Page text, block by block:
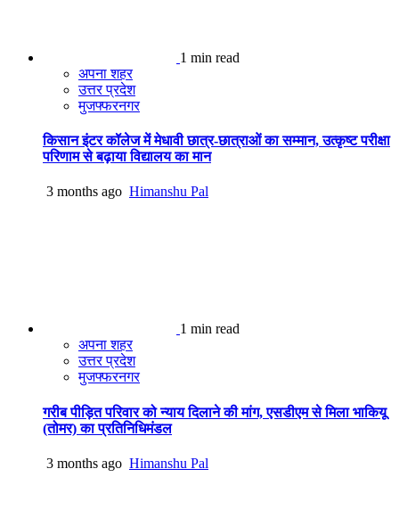
1 min read
अपना शहर
उत्तर प्रदेश
मुजफ्फरनगर
किसान इंटर कॉलेज में मेधावी छात्र-छात्राओं का सम्मान, उत्कृष्ट परीक्षा
परिणाम से बढ़ाया विद्यालय का मान
3 months ago Himanshu Pal
1 min read
अपना शहर
उत्तर प्रदेश
मुजफ्फरनगर
गरीब पीड़ित परिवार को न्याय दिलाने की मांग, एसडीएम से मिला भाकियू
(तोमर) का प्रतिनिधिमंडल
3 months ago Himanshu Pal